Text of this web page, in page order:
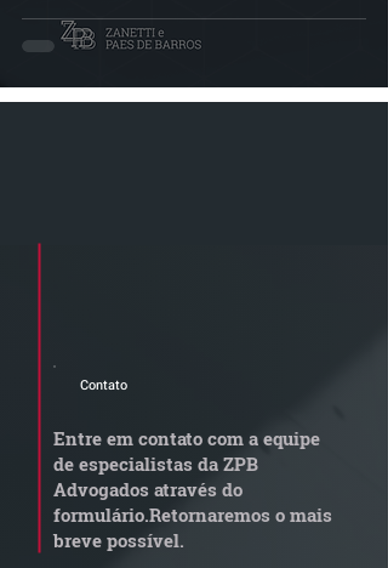
Contato
Entre em contato com a equipe
de especialistas da ZPB
Advogados através do
formulário.Retornaremos o mais
breve possível.